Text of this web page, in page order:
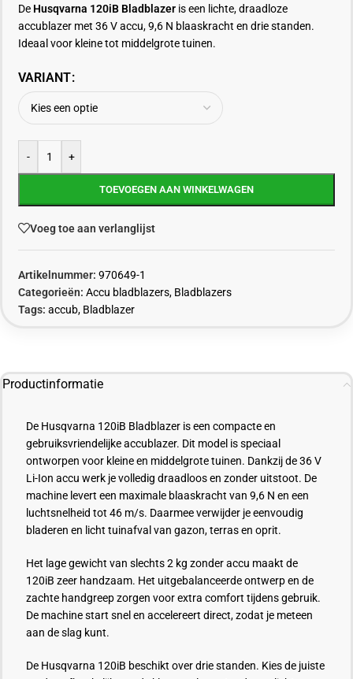
De Husqvarna 120iB Bladblazer is een lichte, draadloze
accublazer met 36 V accu, 9,6 N blaaskracht en drie standen.
Ideaal voor kleine tot middelgrote tuinen.
VARIANT
- +
TOEVOEGEN AAN WINKELWAGEN
Voeg toe aan verlanglijst
Artikelnummer: 970649-1
Categorieën: Accu bladblazers, Bladblazers
Tags: accub, Bladblazer
Productinformatie
De Husqvarna 120iB Bladblazer is een compacte en
gebruiksvriendelijke accublazer. Dit model is speciaal
ontworpen voor kleine en middelgrote tuinen. Dankzij de 36 V
Li-Ion accu werk je volledig draadloos en zonder uitstoot. De
machine levert een maximale blaaskracht van 9,6 N en een
luchtsnelheid tot 46 m/s. Daarmee verwijder je eenvoudig
bladeren en licht tuinafval van gazon, terras en oprit.
Het lage gewicht van slechts 2 kg zonder accu maakt de
120iB zeer handzaam. Het uitgebalanceerde ontwerp en de
zachte handgreep zorgen voor extra comfort tijdens gebruik.
De machine start snel en accelereert direct, zodat je meteen
aan de slag kunt.
De Husqvarna 120iB beschikt over drie standen. Kies de juiste